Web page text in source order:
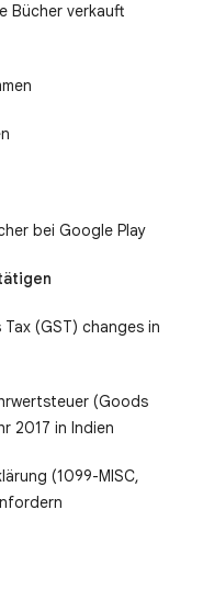
Bücher verkauft
bei Google Play
(GST) changes in
(Goods
2017 in Indien
(1099-MISC,